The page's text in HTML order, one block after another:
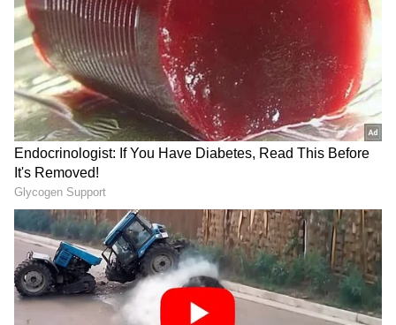
‘ಮಾರಿಕೊಂಡ ಮಾಧ್ಯಮಗಳು’ ಪದದ ಬಳಕೆಗೆ ಸ್ಪಷ್ಟನೆ
ಸುದ್ದಿಗೋಷ್ಠಿಯ ಆರಂಭದಲ್ಲೇ ಮಾಧ್ಯಮಗಳ ಆಹ್ವಾನ
ಪತ್ರಿಕೆಯ ವಿವಾದಕ್ಕೆ ಪ್ರತಿಕ್ರಿಯಿಸಿದ ಅವರು, ನಾನು
7 ದಿನಗಳಲ್ಲಿ ಮಳಿಗೆ ಖಾಲಿ ಮಾಡಿ!
ಗಂಗಾವತಿಯಲ್ಲಿ 11 ಮಾಲೀಕರಿಗೆ
ನಗರಸಭೆ ನೋಟಿಸ್
ಬೆಂಗಳೂರಲ್ಲಿ 2 ವರ್ಷಕ್ಕೆ 12 ಲಕ್ಷ
ಬೇಕಾಯ್ತು: ಲೆಕ್ಕ ಕೊಟ್ಟ ಯುವಕನ
ವಿಡಿಯೋ ವೈರಲ್​